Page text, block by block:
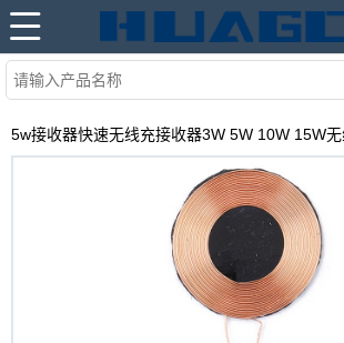
5w接收器快速无线充接收器3W 5W 10W 15W